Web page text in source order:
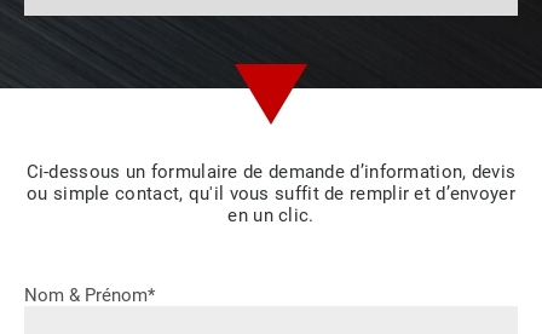
Ci-dessous un formulaire de demande d’information, devis
ou simple contact, qu'il vous suffit de remplir et d’envoyer
en un clic.
Nom & Prénom*